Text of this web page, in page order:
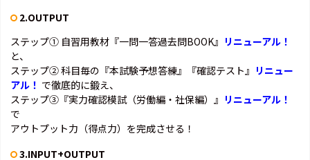
2.OUTPUT
ステップ① 自習用教材『一問一答過去問BOOK』 リニューアル！
と、
ステップ② 科目毎の『本試験予想答練』『確認テスト』 リニュー
アル！ で徹底的に鍛え、
ステップ③『実力確認模試（労働編・社保編）』 リニューアル！
で
アウトプット力（得点力）を完成させる！
3.INPUT+OUTPUT